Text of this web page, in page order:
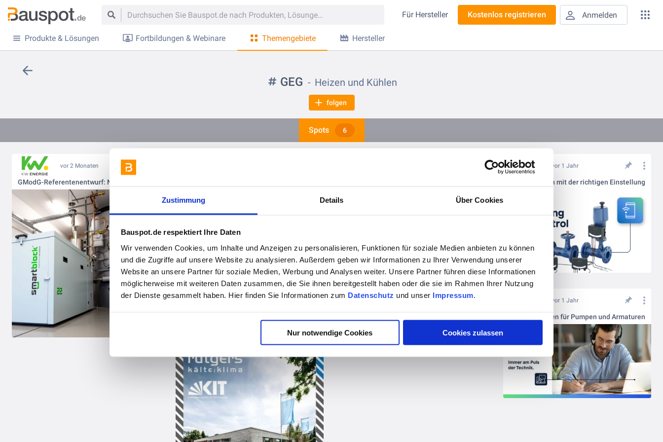
Zustimmung Details Über Cookies
Bauspot.de respektiert Ihre Daten
Wir verwenden Cookies, um Inhalte und Anzeigen zu personalisieren, Funktionen für soziale Medien anbieten zu können
und die Zugriffe auf unsere Website zu analysieren. Außerdem geben wir Informationen zu Ihrer Verwendung unserer
Website an unsere Partner für soziale Medien, Werbung und Analysen weiter. Unsere Partner führen diese Informationen
möglicherweise mit weiteren Daten zusammen, die Sie ihnen bereitgestellt haben oder die sie im Rahmen Ihrer Nutzung
der Dienste gesammelt haben. Hier finden Sie Informationen zum Datenschutz und unser Impressum.
Nur notwendige Cookies Cookies zulassen
Für Hersteller Kostenlos registrieren Anmelden
Produkte & Lösungen Fortbildungen & Webinare Themengebiete Hersteller
GEG Heizen und Kühlen
folgen
Spots 6
vor 2 Monaten vor 1 Jahr
Energiesparen mit der richtigen Einstellung
vor 1 Jahr
Expertenwissen für Pumpen und Armaturen
Rütgers Kälte-, Wärme- und Klimatechnik erhält BHKW für Forschungsprojekt!